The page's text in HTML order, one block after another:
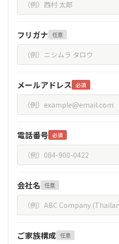
フリガナ 任意
メールアドレス 必須
電話番号 必須
会社名 任意
ご家族構成 任意